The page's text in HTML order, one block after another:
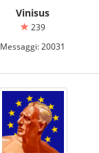
Vinisus
239
Messaggi: 20031